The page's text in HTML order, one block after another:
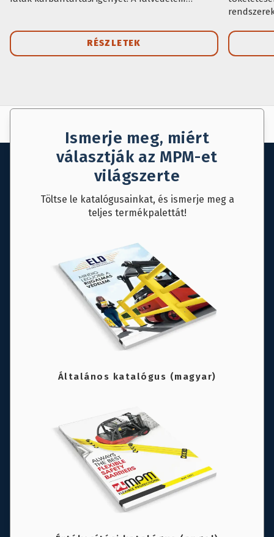
RÉSZLETEK
Ismerje meg, miért
választják az MPM-et
világszerte
Töltse le katalógusainkat, és ismerje meg a
teljes termékpalettát!
Általános katalógus (magyar)